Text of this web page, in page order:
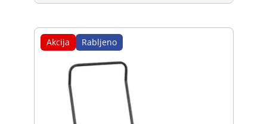
Akcija Rabljeno